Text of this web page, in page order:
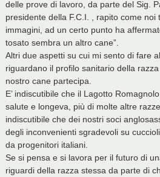
delle prove di lavoro, da parte del Sig.
presidente della F.C.I. , rapito come noi
immagini, ad un certo punto ha
tosato sembra un altro cane”.
Altri due aspetti su cui mi sento di fare
riguardano il profilo sanitario della
nostro cane partecipa.
E’ indiscutibile che il Lagotto
salute e longeva, più di molte altre
indiscutibile che dei nostri soci
degli inconvenienti sgradevoli su
da progenitori italiani.
Se si pensa e si lavora per il futuro di
riguardi della razza stessa da parte di